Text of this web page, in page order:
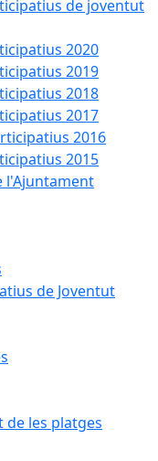
de joventut
2020
2019
2018
2017
2016
2015
l'Ajuntament
de Joventut
de les platges